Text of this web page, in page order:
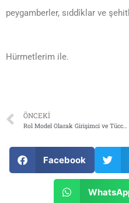
peygamberler, sıddîklar ve
Hürmetlerim ile.
ÖNCEKI
Rol Model Olarak Girişimci ve Tüccar Hz. Muhammed SAV (Peygamberlik Öncesi)
Facebook